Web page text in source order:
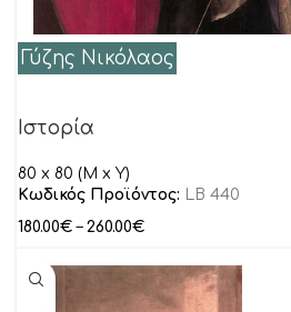
Γύζης Νικόλαος
Ιστορία
80 x 80 (M x Y)
Κωδικός Προϊόντος: LB 440
180.00€ – 260.00€